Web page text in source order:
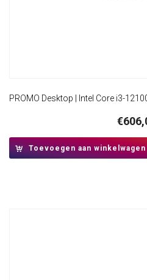
€
Toevoegen aan winkelwagen